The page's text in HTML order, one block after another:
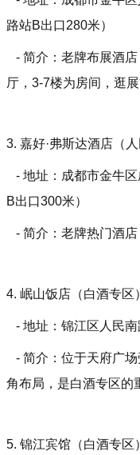
路站B出口280米）
- 简介：老牌布展酒
厅，3-7楼为房间，逛展
3. 嘉好·弗斯达酒店（
- 地址：成都市金牛
B出口300米）
- 简介：老牌热门酒店
4. 岷山饭店（白酒专区）
- 地址：锦江区人民
- 简介：位于天府广
角布局，是白酒专区的
5. 锦江宾馆（白酒专区）